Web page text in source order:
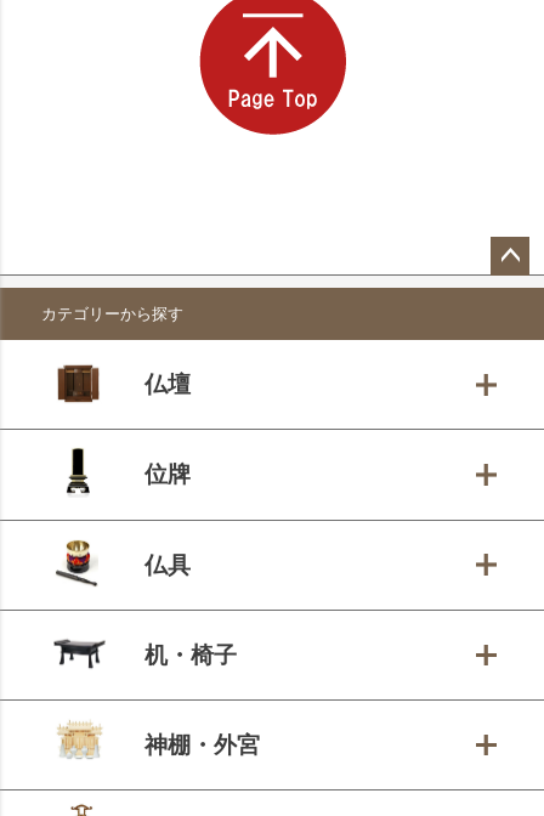
ペー
ップ
カテゴリーから探す
仏壇
位牌
仏具
机・椅子
神棚・外宮